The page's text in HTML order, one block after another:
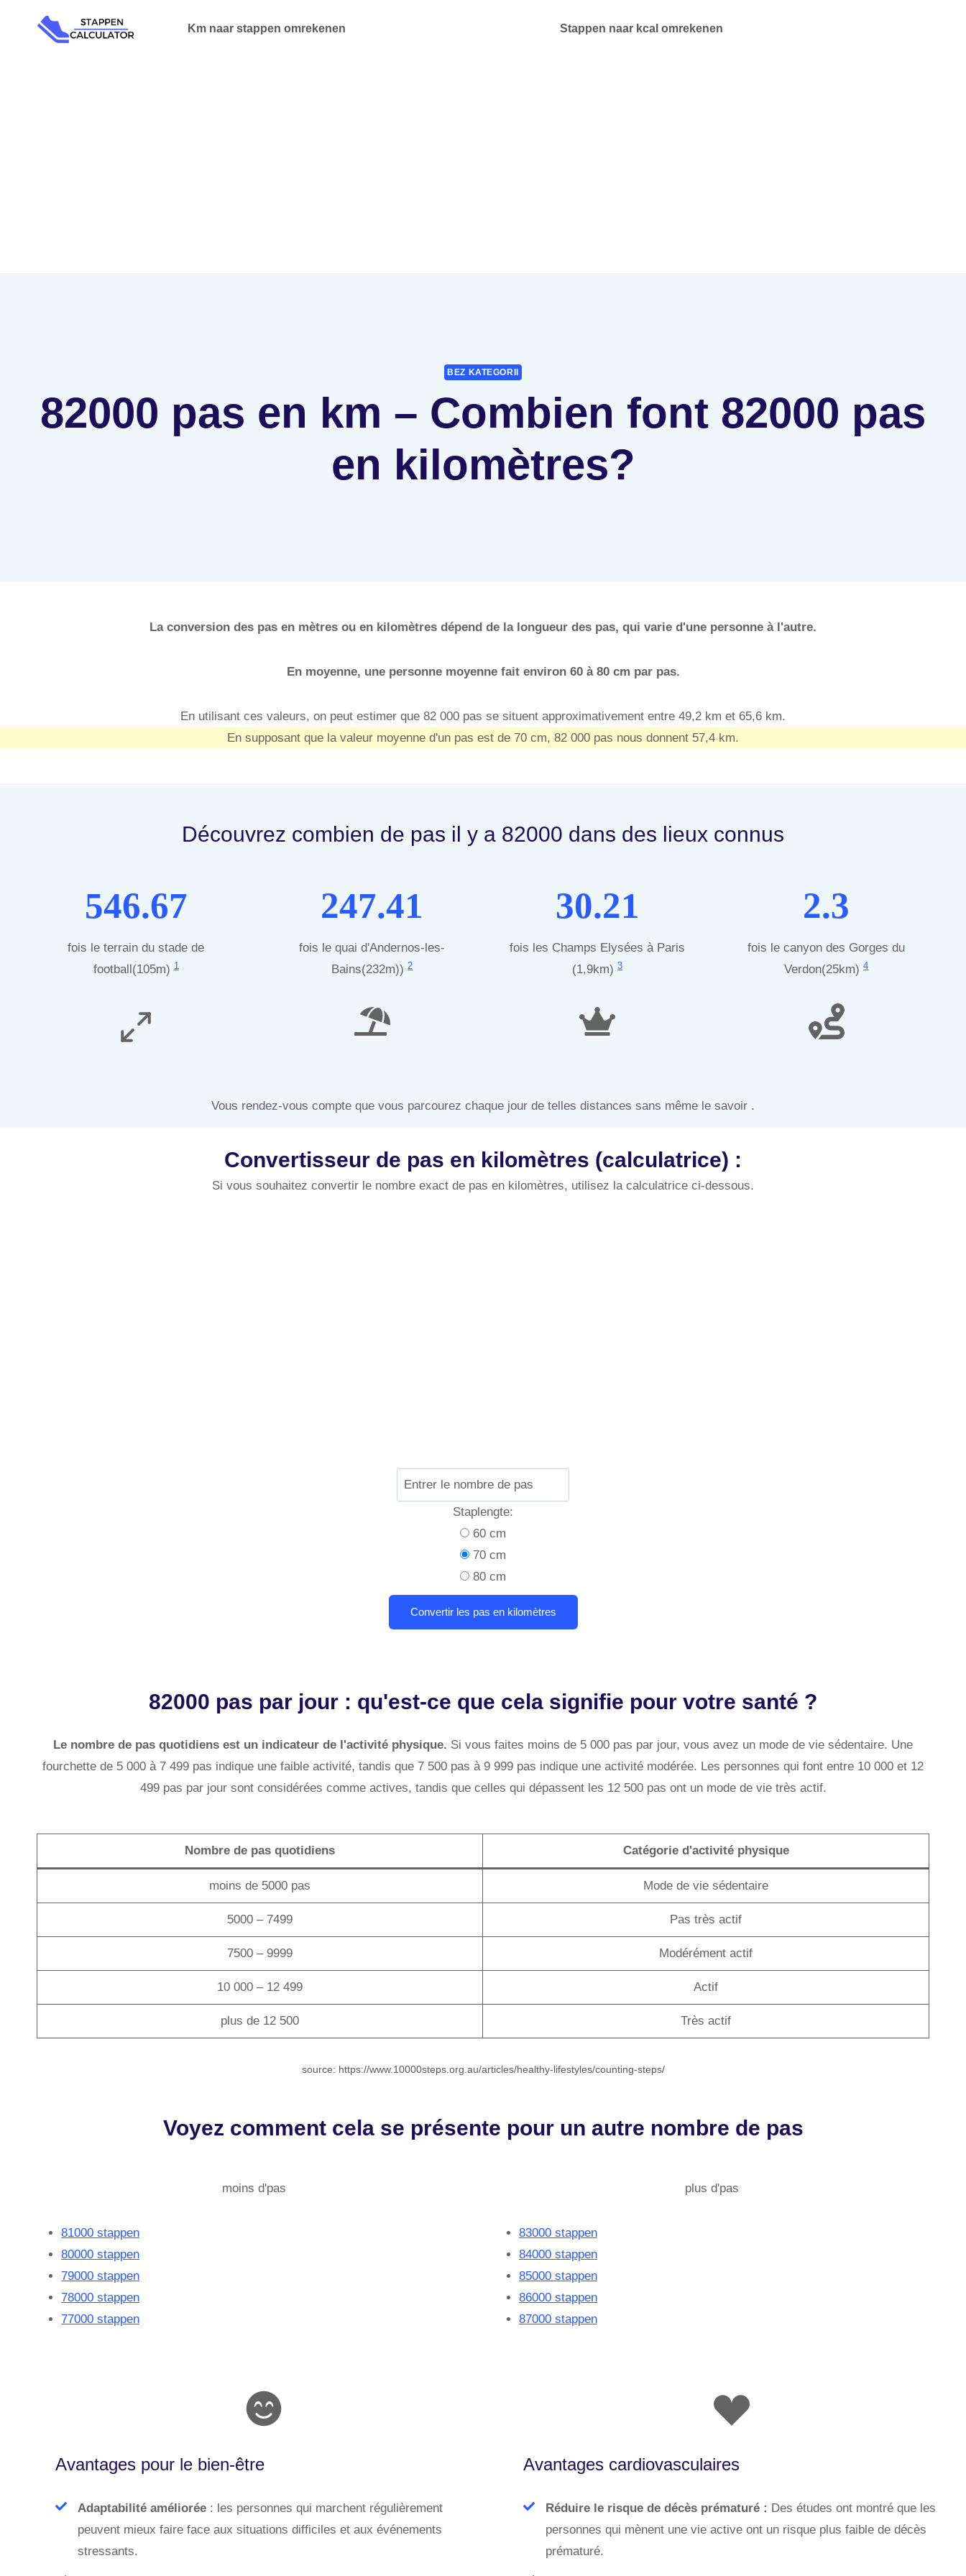
Km naar stappen omrekenen Stappen naar kcal omrekenen
BEZ KATEGORII
82000 pas en km – Combien font 82000 pas
en kilomètres?
La conversion des pas en mètres ou en kilomètres dépend de la longueur des pas, qui varie d'une personne à l'autre.
En moyenne, une personne moyenne fait environ 60 à 80 cm par pas.
En utilisant ces valeurs, on peut estimer que 82 000 pas se situent approximativement entre 49,2 km et 65,6 km.
En supposant que la valeur moyenne d'un pas est de 70 cm, 82 000 pas nous donnent 57,4 km.
Découvrez combien de pas il y a 82000 dans des lieux connus
546.67
fois le terrain du stade de
football(105m)1
247.41
fois le quai d'Andernos-les-
Bains(232m))2
30.21
fois les Champs Elysées à Paris
(1,9km)3
2.3
fois le canyon des Gorges du
Verdon(25km)4
Vous rendez-vous compte que vous parcourez chaque jour de telles distances sans même le savoir .
Convertisseur de pas en kilomètres (calculatrice) :
Si vous souhaitez convertir le nombre exact de pas en kilomètres, utilisez la calculatrice ci-dessous.
Staplengte:
60 cm
70 cm
80 cm
82000 pas par jour : qu'est-ce que cela signifie pour votre santé ?
Le nombre de pas quotidiens est un indicateur de l'activité physique. Si vous faites moins de 5 000 pas par jour, vous avez un mode de vie sédentaire. Une
fourchette de 5 000 à 7 499 pas indique une faible activité, tandis que 7 500 pas à 9 999 pas indique une activité modérée. Les personnes qui font entre 10 000 et 12
499 pas par jour sont considérées comme actives, tandis que celles qui dépassent les 12 500 pas ont un mode de vie très actif.
Nombre de pas quotidiens Catégorie d'activité physique
moins de 5000 pas Mode de vie sédentaire
5000 – 7499 Pas très actif
7500 – 9999 Modérément actif
10 000 – 12 499 Actif
plus de 12 500 Très actif
source: https://www.10000steps.org.au/articles/healthy-lifestyles/counting-steps/
Voyez comment cela se présente pour un autre nombre de pas
moins d'pas
81000 stappen
80000 stappen
79000 stappen
78000 stappen
77000 stappen
plus d'pas
83000 stappen
84000 stappen
85000 stappen
86000 stappen
87000 stappen
Avantages pour le bien-être
Adaptabilité améliorée : les personnes qui marchent régulièrement
peuvent mieux faire face aux situations difficiles et aux événements
stressants.
Avantages cardiovasculaires
Réduire le risque de décès prématuré : Des études ont montré que les
personnes qui mènent une vie active ont un risque plus faible de décès
prématuré.